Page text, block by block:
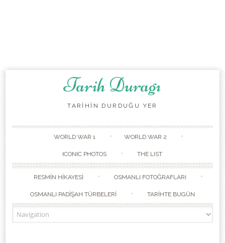
Tarih Duragı
TARİHİN DURDUĞU YER
WORLD WAR 1 WORLD WAR 2
ICONIC PHOTOS THE LIST
RESMİN HİKAYESİ OSMANLI FOTOĞRAFLARI
OSMANLI PADİŞAH TÜRBELERİ TARİHTE BUGÜN